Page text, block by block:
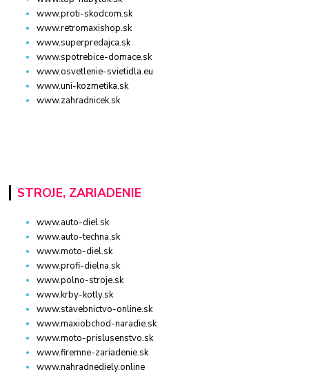
www.proti-skodcom.sk
www.retromaxishop.sk
www.superpredajca.sk
www.spotrebice-domace.sk
www.osvetlenie-svietidla.eu
www.uni-kozmetika.sk
www.zahradnicek.sk
STROJE, ZARIADENIE
www.auto-diel.sk
www.auto-techna.sk
www.moto-diel.sk
www.profi-dielna.sk
www.polno-stroje.sk
www.krby-kotly.sk
www.stavebnictvo-online.sk
www.maxiobchod-naradie.sk
www.moto-prislusenstvo.sk
www.firemne-zariadenie.sk
www.nahradnediely.online